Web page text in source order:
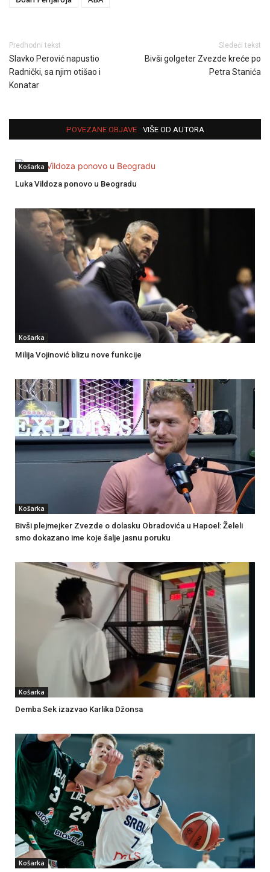
Predhodni tekst
Slavko Perović napustio
Radnički, sa njim otišao i
Konatar
Sledeći tekst
Bivši golgeter Zvezde kreće po
Petra Stanića
POVEZANE OBJAVE VIŠE OD AUTORA
Košarka
Luka Vildoza ponovo u Beogradu
Košarka
Milija Vojinović blizu nove funkcije
Košarka
Bivši plejmejker Zvezde o dolasku Obradovića u Hapoel: Želeli
smo dokazano ime koje šalje jasnu poruku
Košarka
Demba Sek izazvao Karlika Džonsa
Košarka